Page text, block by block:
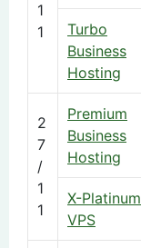
1
1
Turbo
Business
Hosting
2
7
/
1
1
Premium
Business
Hosting
X-Platinum
VPS